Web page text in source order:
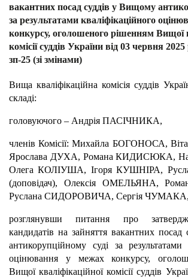
вакантних посад суддів у Вищому
за результатами кваліфікаційного
конкурсу, оголошеного рішенням Вищої
комісії суддів України від 03 червня
зп-25 (зі змінами)
Вища кваліфікаційна комісія суддів
складі:
головуючого – Андрія ПАСІЧНИКА,
членів Комісії: Михайла БОГОНОСА,
Ярослава ДУХА, Романа КИДИСЮКА,
Олега КОЛІУША, Ігоря КУШНІРА,
(доповідач), Олексія ОМЕЛЬЯНА,
Руслана СИДОРОВИЧА, Сергія ЧУМАКА,
розглянувши питання про
кандидатів на зайняття вакантних
антикорупційному суді за результатами
оцінювання у межах конкурсу,
Вищої кваліфікаційної комісії суддів